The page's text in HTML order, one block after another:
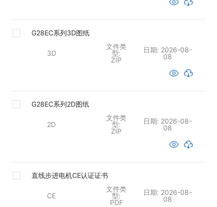
G28EC系列3D图纸
3D
文件类
型:
ZIP
日期: 2026-08-
08
G28EC系列2D图纸
2D
文件类
型:
ZIP
日期: 2026-08-
08
直线步进电机CE认证证书
CE
文件类
型:
PDF
日期: 2026-08-
08